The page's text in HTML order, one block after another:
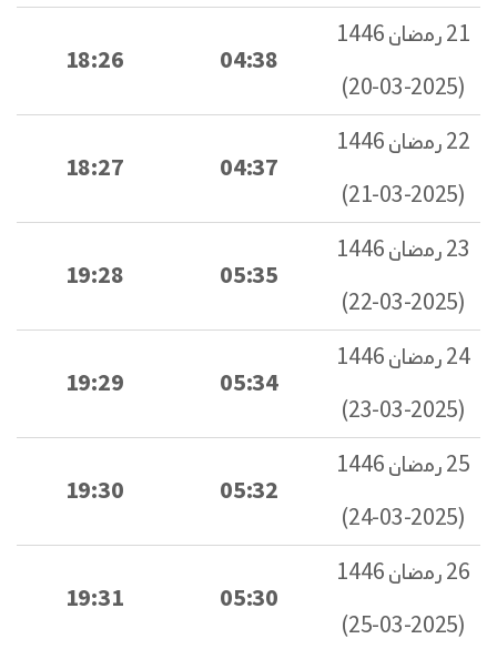
21 رمضان 1446
(2025-03-20)
04:38
18:26
22 رمضان 1446
(2025-03-21)
04:37
18:27
23 رمضان 1446
(2025-03-22)
05:35
19:28
24 رمضان 1446
(2025-03-23)
05:34
19:29
25 رمضان 1446
(2025-03-24)
05:32
19:30
26 رمضان 1446
(2025-03-25)
05:30
19:31